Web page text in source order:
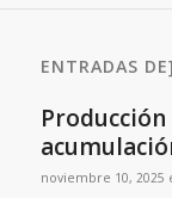
ENTRADAS DE]
noviembre 10, 2025